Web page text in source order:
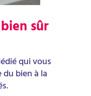
sûr
qui vous
bien à la